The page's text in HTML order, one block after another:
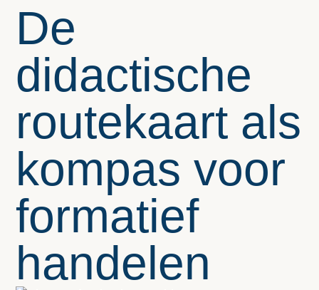
De
didactische
routekaart als
kompas voor
formatief
handelen